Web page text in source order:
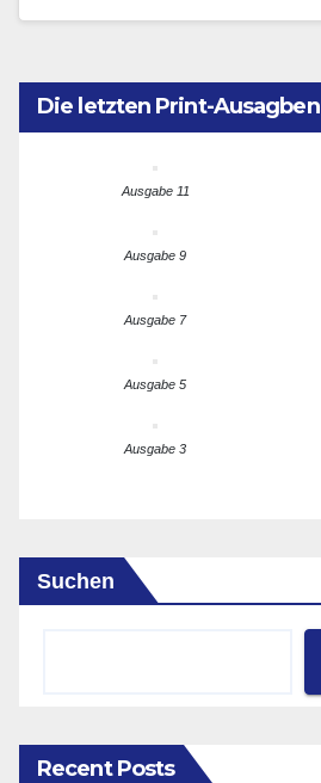
Die letzten Print-Ausagben
Ausgabe 11
Ausgabe 9
Ausgabe 7
Ausgabe 5
Ausgabe 3
Suchen
Recent Posts